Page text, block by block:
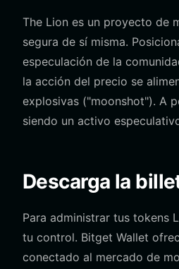
The Lion es un proyecto de
segura de sí misma.
especulación de la
la acción del precio se
explosivas ("moonshot"). A
siendo un activo
Descarga la
Para administrar tus tokens
tu control. Bitget Wallet
conectado al mercado de